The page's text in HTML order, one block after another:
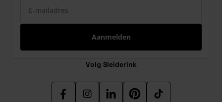
Aanmelden
Volg Sleiderink